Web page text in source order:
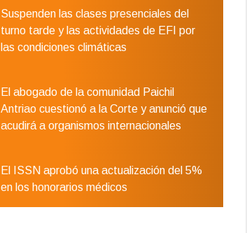
Suspenden las clases presenciales del
turno tarde y las actividades de EFI por
las condiciones climáticas
El abogado de la comunidad Paichil
Antriao cuestionó a la Corte y anunció que
acudirá a organismos internacionales
El ISSN aprobó una actualización del 5%
en los honorarios médicos